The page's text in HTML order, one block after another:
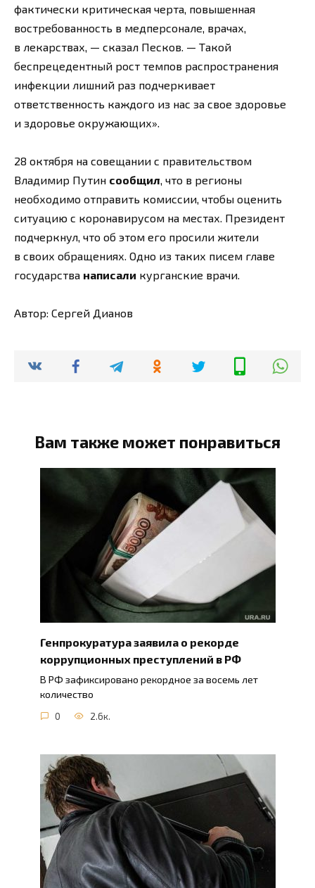
фактически критическая черта, повышенная
востребованность в медперсонале, врачах,
в лекарствах, — сказал Песков. — Такой
беспрецедентный рост темпов распространения
инфекции лишний раз подчеркивает
ответственность каждого из нас за свое здоровье
и здоровье окружающих».
28 октября на совещании с правительством
Владимир Путин сообщил, что в регионы
необходимо отправить комиссии, чтобы оценить
ситуацию с коронавирусом на местах. Президент
подчеркнул, что об этом его просили жители
в своих обращениях. Одно из таких писем главе
государства написали курганские врачи.
Автор: Сергей Дианов
Вам также может понравиться
Генпрокуратура заявила о рекорде
коррупционных преступлений в РФ
В РФ зафиксировано рекордное за восемь лет
количество
0 2.6к.